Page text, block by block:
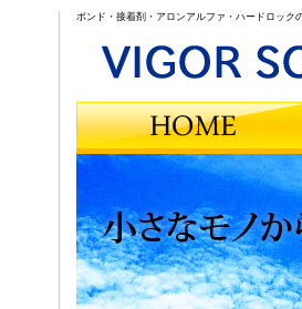
ボンド・接着剤・アロンアルファ・ハードロッ